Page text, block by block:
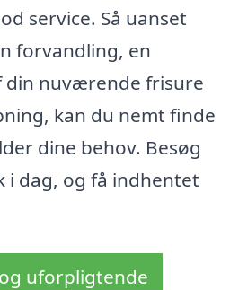
service. Så uanset
forvandling, en
din nuværende frisure
kan du nemt finde
dine behov. Besøg
i dag, og få indhentet
uforpligtende